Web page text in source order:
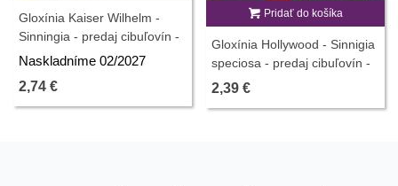
Gloxínia Kaiser Wilhelm -
Sinningia - predaj cibuľovín -
1 ks
Naskladníme 02/2027
2,74 €
Pridať do košíka
Gloxínia Hollywood - Sinnigia
speciosa - predaj cibuľovín -
1 ks
2,39 €